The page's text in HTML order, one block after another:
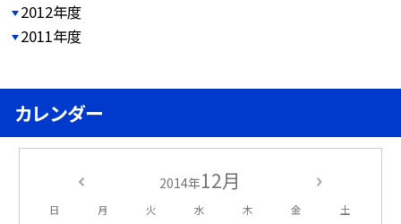
2012年度
2011年度
カレンダー
2014年12月
日 月 火 水 木 金 土